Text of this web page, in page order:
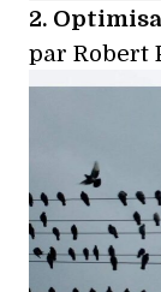
2.
par Robert